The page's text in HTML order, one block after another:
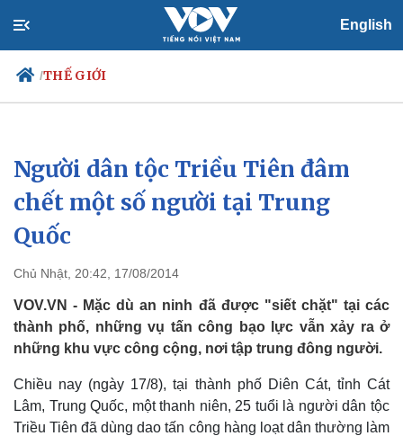
English
/THẾ GIỚI
Chính trị
Đảng
Tổ chức nhân sự
Quốc hội
Nhận diện sự thật
Xã hội
Tin 24h
Dự báo thời tiết
Người dân tộc Triều Tiên đâm
chết một số người tại Trung
Quốc
Chủ Nhật, 20:42, 17/08/2014
VOV.VN - Mặc dù an ninh đã được "siết chặt" tại các
thành phố, những vụ tấn công bạo lực vẫn xảy ra ở
những khu vực công cộng, nơi tập trung đông người.
Chiều nay (ngày 17/8), tại thành phố Diên Cát, tỉnh Cát
Lâm, Trung Quốc, một thanh niên, 25 tuổi là người dân tộc
Triều Tiên đã dùng dao tấn công hàng loạt dân thường làm